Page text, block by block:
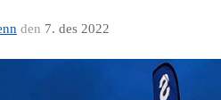
den 7. des 2022